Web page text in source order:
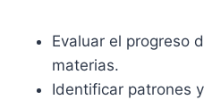
Evaluar el progreso
materias.
Identificar patrones